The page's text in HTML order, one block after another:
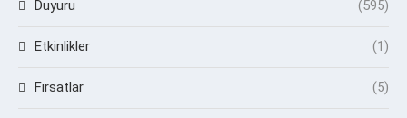
Duyuru (595)
Etkinlikler (1)
Fırsatlar (5)